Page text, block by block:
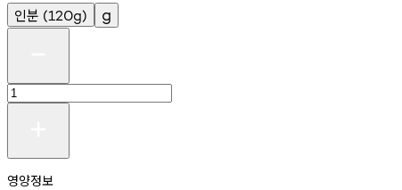
인분 (120g) g
영양정보